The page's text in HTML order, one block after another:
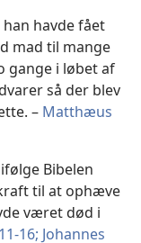
havde fået
mad til mange
gange i løbet af
så der blev
– Matthæus
Bibelen
til at ophæve
været død i
16; Johannes